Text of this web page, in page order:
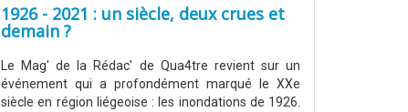
1926 - 2021 : un siècle, deux crues et
demain ?
Le Mag' de la Rédac' de Qua4tre revient sur un
événement qui a profondément marqué le XXe
siècle en région liégeoise : les inondations de 1926.